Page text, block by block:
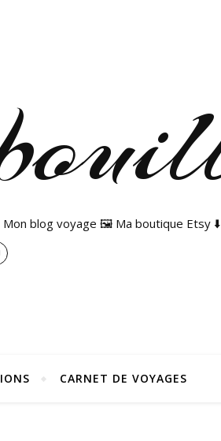
blog voyage 🖼️ Ma boutique Etsy ⬇️
CARNET DE VOYAGES